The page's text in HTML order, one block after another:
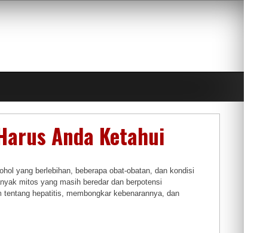
Anda Ketahui
yang berlebihan, beberapa obat-obatan, dan kondisi
mitos yang masih beredar dan berpotensi
hepatitis, membongkar kebenarannya, dan